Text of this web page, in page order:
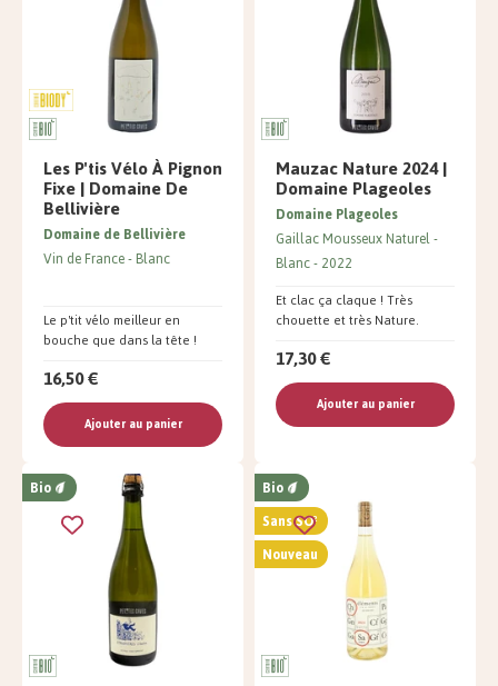
Les P'tis Vélo À Pignon
Fixe | Domaine De
Bellivière
Le p'tit vélo meilleur en
bouche que dans la tête !
Domaine de Bellivière
Vin de France Blanc
16,50 €
Ajouter au panier
Mauzac Nature 2024 |
Domaine Plageoles
Et clac ça claque ! Très
chouette et très Nature.
Domaine Plageoles
Gaillac Mousseux Naturel
Blanc 2022
17,30 €
Ajouter au panier
Bio
Bio
Sans SO²
Nouveau